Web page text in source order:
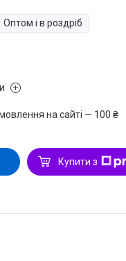
Оптом і в роздріб
на сайті — 100 ₴
Купити з